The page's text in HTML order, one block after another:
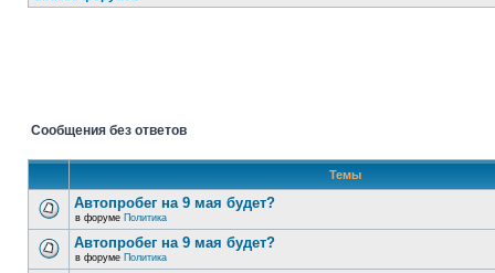
Сообщения без ответов
Темы
Автопробег на 9 мая будет?
в форуме Политика
Автопробег на 9 мая будет?
в форуме Политика